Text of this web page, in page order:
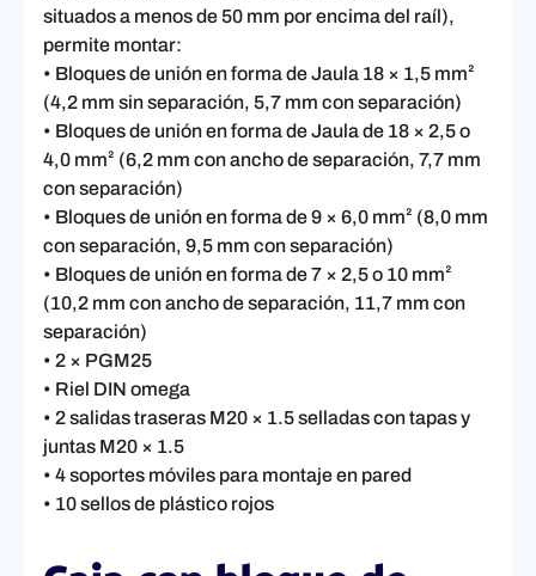
situados a menos de 50 mm por encima del raíl),
permite montar:
• Bloques de unión en forma de Jaula 18 × 1,5 mm²
(4,2 mm sin separación, 5,7 mm con separación)
• Bloques de unión en forma de Jaula de 18 × 2,5 o
4,0 mm² (6,2 mm con ancho de separación, 7,7 mm
con separación)
• Bloques de unión en forma de 9 × 6,0 mm² (8,0 mm
con separación, 9,5 mm con separación)
• Bloques de unión en forma de 7 × 2,5 o 10 mm²
(10,2 mm con ancho de separación, 11,7 mm con
separación)
• 2 × PGM25
• Riel DIN omega
• 2 salidas traseras M20 × 1.5 selladas con tapas y
juntas M20 × 1.5
• 4 soportes móviles para montaje en pared
• 10 sellos de plástico rojos